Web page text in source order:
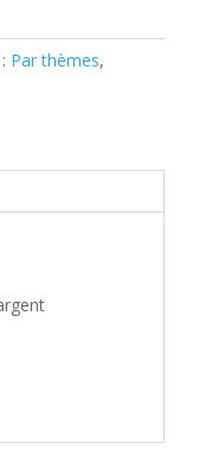
Par thèmes,